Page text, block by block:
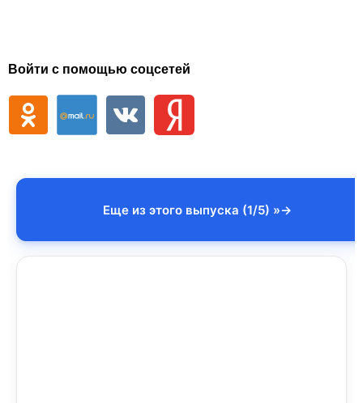
Войти с помощью соцсетей
Еще из этого выпуска (1/5) »